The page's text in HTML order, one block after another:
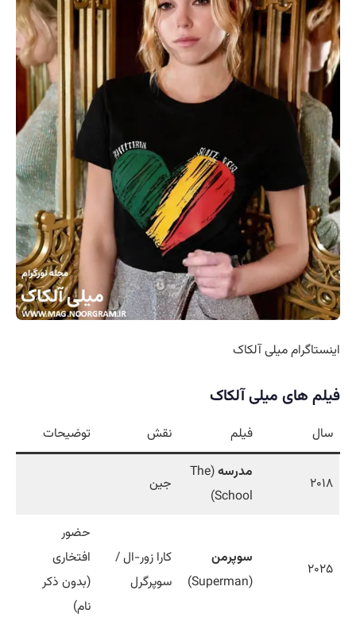
اینستاگرام میلی آلکاک
فیلم‌ های میلی آلکاک
سال فیلم نقش توضیحات
۲۰۱۸
مدرسه (The
School)
جین
۲۰۲۵
سوپرمن
(Superman)
کارا زور-ال /
سوپرگرل
حضور
افتخاری
(بدون ذکر
نام)